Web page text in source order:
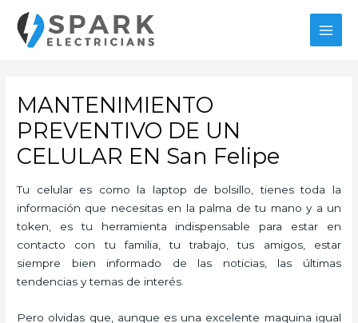
contenido
MANTENIMIENTO
PREVENTIVO DE UN
CELULAR EN San Felipe
Tu celular es como la laptop de bolsillo, tienes toda la
información que necesitas en la palma de tu mano y a un
token, es tu herramienta indispensable para estar en
contacto con tu familia, tu trabajo, tus amigos, estar
siempre bien informado de las noticias, las últimas
tendencias y temas de interés.
Pero olvidas que, aunque es una excelente maquina igual